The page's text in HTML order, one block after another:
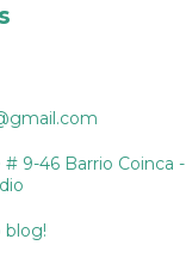
# 9-46 Barrio Coinca -
blog!